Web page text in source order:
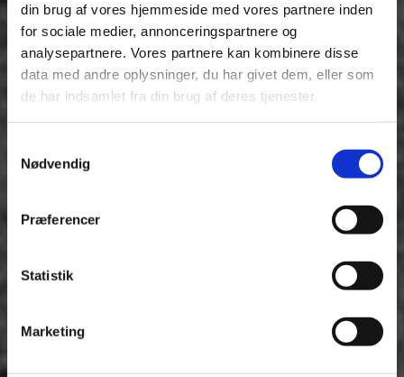
din brug af vores hjemmeside med vores partnere inden
for sociale medier, annonceringspartnere og
analysepartnere. Vores partnere kan kombinere disse
data med andre oplysninger, du har givet dem, eller som
de har indsamlet fra din brug af deres tjenester.
Nødvendig
Præferencer
Statistik
Marketing